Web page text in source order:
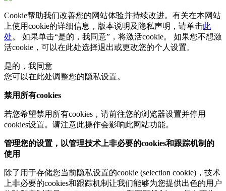
Cookie帮助我们改善您的网站体验并持续改进。有关在本网站
上使用cookie的详细信息，版本说明及隐私声明，请单击此
处。 如果单击“是的，我同意”，将激活cookie。 如果您不想激
活cookie，可以在此处选择退出或更改您的个人设置。
是的，我同意
您可以在此处调整您的隐私设置。
禁用所有cookies
若您希望禁用所有cookies，请前往您的浏览器设置并停用
cookies设置。请注意此操作会影响此网站功能。
管理您的设置，以管理技术上非必要的cookies和跟踪机制的
使用
除了用于存储您当前隐私设置的cookie (selection cookie)，技术
上非必要的cookies和跟踪机制让我们能够为您提供出色的用户